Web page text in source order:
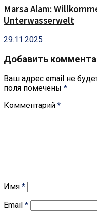
Marsa Alam:
Unterwasserwelt
29.11.2025
Добавить
Ваш адрес email не
поля помечены *
Комментарий *
Имя *
Email *